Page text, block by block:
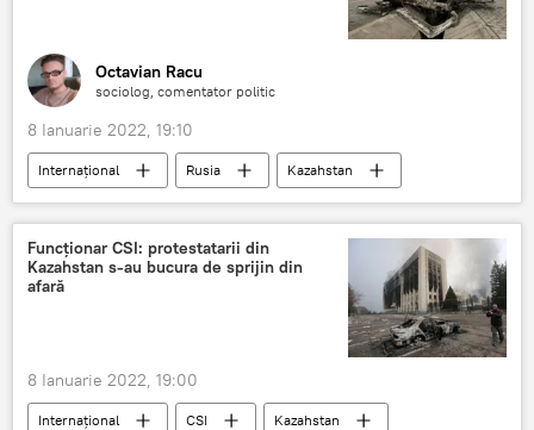
Octavian Racu
sociolog, comentator politic
8 Ianuarie 2022, 19:10
Internațional Rusia Kazahstan
Funcționar CSI: protestatarii din
Kazahstan s-au bucura de sprijin din
afară
8 Ianuarie 2022, 19:00
Internațional CSI
Kazahstan